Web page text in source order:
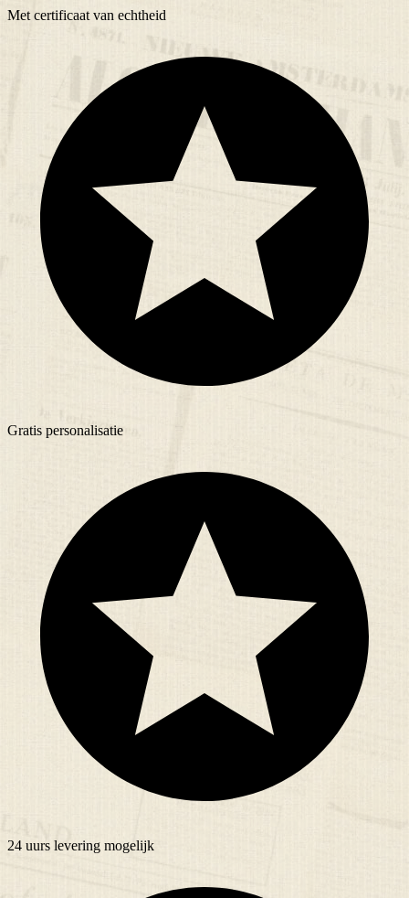
Met certificaat van echtheid
Gratis personalisatie
24 uurs levering mogelijk